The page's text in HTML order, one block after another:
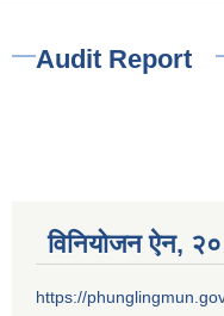
Audit Report
विनियोजन ऐन‚
https://